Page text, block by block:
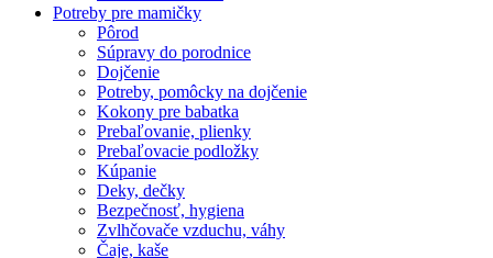
Potreby pre mamičky
Pôrod
Súpravy do porodnice
Dojčenie
Potreby, pomôcky na dojčenie
Kokony pre babatka
Prebaľovanie, plienky
Prebaľovacie podložky
Kúpanie
Deky, dečky
Bezpečnosť, hygiena
Zvlhčovače vzduchu, váhy
Čaje, kaše